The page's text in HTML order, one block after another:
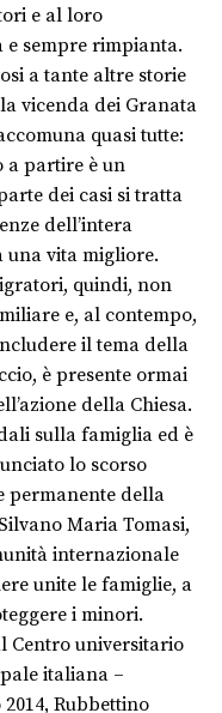
e al loro
sempre rimpianta.
a tante altre storie
vicenda dei Granata
quasi tutte:
a partire è un
dei casi si tratta
dell’intera
una vita migliore.
quindi, non
e, al contempo,
il tema della
è presente ormai
della Chiesa.
sulla famiglia ed è
lo scorso
permanente della
Maria Tomasi,
internazionale
unite le famiglie, a
i minori.
Centro universitario
italiana –
Rubbettino